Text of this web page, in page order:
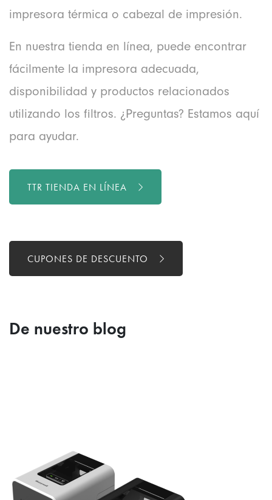
impresora térmica o cabezal de impresión.
En nuestra tienda en línea, puede encontrar
fácilmente la impresora adecuada,
disponibilidad y productos relacionados
utilizando los filtros. ¿Preguntas? Estamos aquí
para ayudar.
TTR TIENDA EN LÍNEA
CUPONES DE DESCUENTO
De nuestro blog